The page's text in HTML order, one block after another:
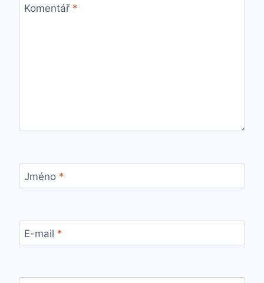
Komentář *
Jméno *
E-mail *